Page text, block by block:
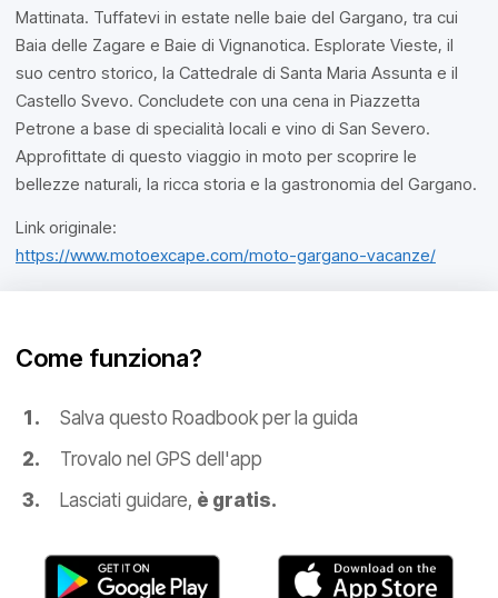
Mattinata. Tuffatevi in estate nelle baie del Gargano, tra cui
Baia delle Zagare e Baie di Vignanotica. Esplorate Vieste, il
suo centro storico, la Cattedrale di Santa Maria Assunta e il
Castello Svevo. Concludete con una cena in Piazzetta
Petrone a base di specialità locali e vino di San Severo.
Approfittate di questo viaggio in moto per scoprire le
bellezze naturali, la ricca storia e la gastronomia del Gargano.
Link originale:
https://www.motoexcape.com/moto-gargano-vacanze/
Come funziona?
Salva questo Roadbook per la guida
Trovalo nel GPS dell'app
Lasciati guidare, è gratis.